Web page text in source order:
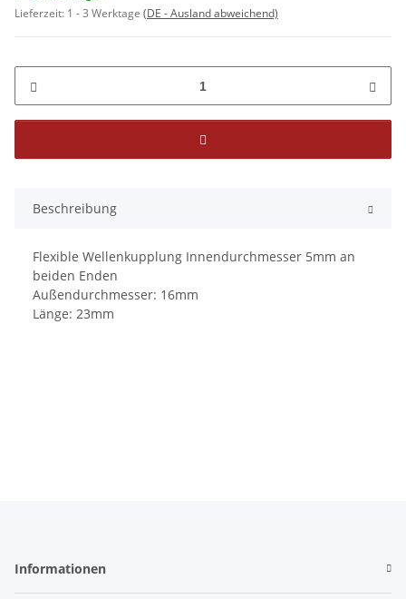
Lieferzeit: 1 - 3 Werktage (DE - Ausland abweichend)
Beschreibung
Flexible Wellenkupplung Innendurchmesser 5mm an
beiden Enden
Außendurchmesser: 16mm
Länge: 23mm
Informationen